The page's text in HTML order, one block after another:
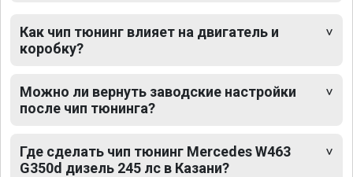
Как чип тюнинг влияет на двигатель и
коробку?
Можно ли вернуть заводские настройки
после чип тюнинга?
Где сделать чип тюнинг Mercedes W463
G350d дизель 245 лс в Казани?